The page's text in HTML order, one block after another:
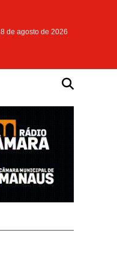
8 de agosto de 2026